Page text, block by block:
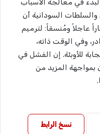
في معالجة الأسباب
السودانية أن
عاجلاً ومُنسقاً: لترميم
وفي الوقت ذاته،
للأوبئة. إن الفشل في
المزيد من
نسخ الرابط